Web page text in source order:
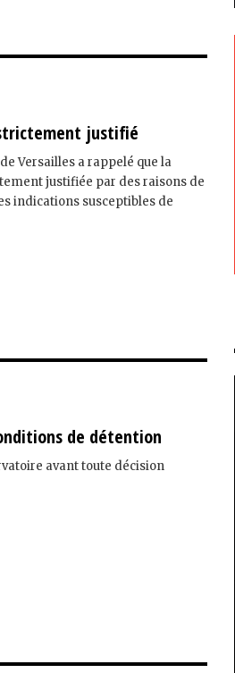
justifié
Versailles a rappelé que la
justifiée par des raisons de
indications susceptibles de
de détention
avant toute décision